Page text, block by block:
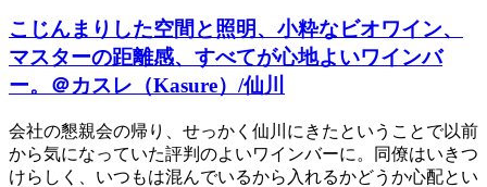
こじんまりした空間と照明、小粋なビオワイン、
マスターの距離感、すべてが心地よいワインバ
ー。＠カスレ（Kasure）/仙川
会社の懇親会の帰り、せっかく仙川にきたということで以前
から気になっていた評判のよいワインバーに。同僚はいきつ
けらしく、いつもは混んでいるから入れるかどうか心配とい